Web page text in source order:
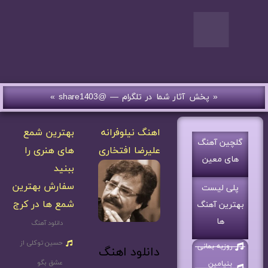
« پخش آثار شما در تلگرام — @share1403 »
گلچین آهنگ
های معین
پلی لیست
بهترین آهنگ
ها
روزبه بمانی
بنیامین
اهنگ نیلوفرانه
علیرضا افتخاری
دانلود اهنگ
بهترین شمع
های هنری را
ببنید
سفارش بهترین
شمع ها در کرج
دانلود آهنگ
حسین توکلی از
عشق بگو